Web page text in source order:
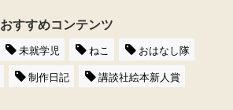
おすすめコンテンツ
未就学児 ねこ
おはなし隊
制作日記 講談社絵本新人賞